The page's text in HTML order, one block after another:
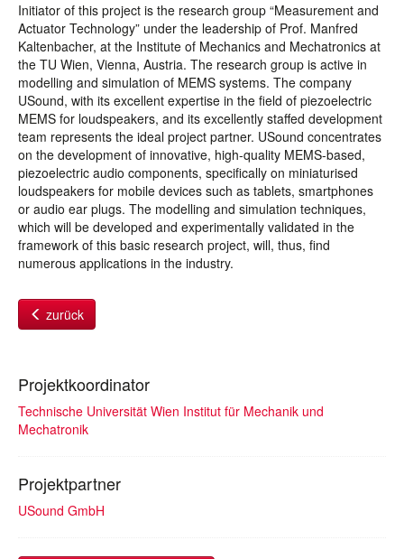
Initiator of this project is the research group “Measurement and
Actuator Technology” under the leadership of Prof. Manfred
Kaltenbacher, at the Institute of Mechanics and Mechatronics at
the TU Wien, Vienna, Austria. The research group is active in
modelling and simulation of MEMS systems. The company
USound, with its excellent expertise in the field of piezoelectric
MEMS for loudspeakers, and its excellently staffed development
team represents the ideal project partner. USound concentrates
on the development of innovative, high-quality MEMS-based,
piezoelectric audio components, specifically on miniaturised
loudspeakers for mobile devices such as tablets, smartphones
or audio ear plugs. The modelling and simulation techniques,
which will be developed and experimentally validated in the
framework of this basic research project, will, thus, find
numerous applications in the industry.
zurück
Projektkoordinator
Technische Universität Wien Institut für Mechanik und
Mechatronik
Projektpartner
USound GmbH